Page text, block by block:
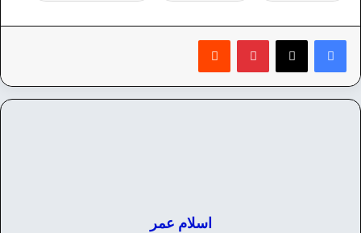
بينتيريست
اسلام عمر